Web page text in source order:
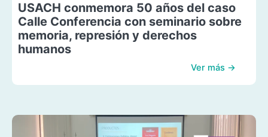
USACH conmemora 50 años del caso
Calle Conferencia con seminario sobre
memoria, represión y derechos
humanos
Ver más →